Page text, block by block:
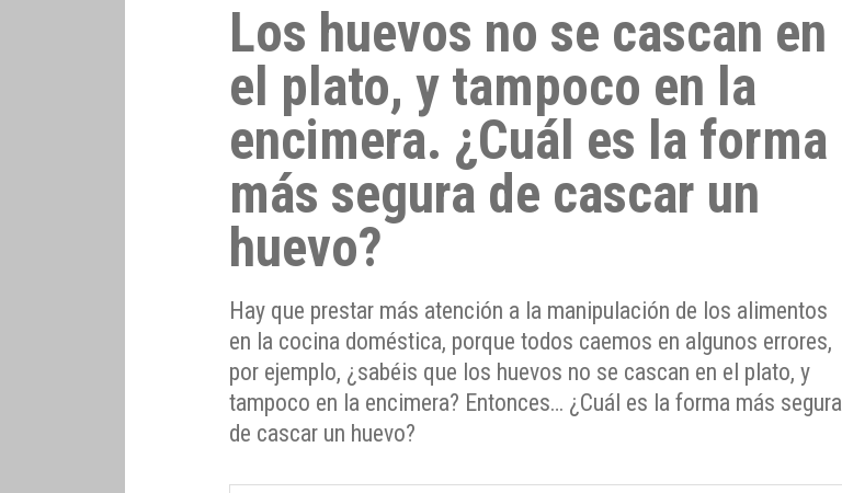
Los huevos no se cascan en
el plato, y tampoco en la
encimera. ¿Cuál es la forma
más segura de cascar un
huevo?
Hay que prestar más atención a la manipulación de los alimentos
en la cocina doméstica, porque todos caemos en algunos errores,
por ejemplo, ¿sabéis que los huevos no se cascan en el plato, y
tampoco en la encimera? Entonces… ¿Cuál es la forma más segura
de cascar un huevo?